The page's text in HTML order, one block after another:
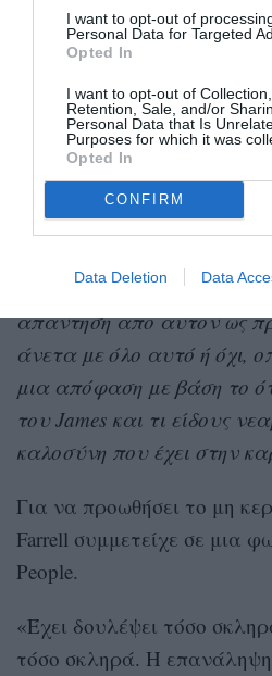
I want to opt-out of
Personal Data for Targeted
Opted In
I want to opt-out of Collection,
Retention, Sale, and/or
Personal Data that Is
Purposes for which it was
Opted In
CONFIRM
Data Deletion Data
αντιμετωπίζουν
τους τομείς της ζωής.
Σημείωσε ότι ενώ ο James
αγγλική γλώσσα και την
ηλικία του γνωστική
λεκτικός και δεν μπορεί να
σκέψεις του.
«Δεν μπορώ να διακρίνω
απάντηση από αυτόν ως
άνετα με όλο αυτό ή όχι,
μια απόφαση με βάση το
του James και τι είδους
καλοσύνη που έχει στην
Για να προωθήσει το μη
Farrell συμμετείχε σε μια
People.
«Έχει δουλέψει τόσο
τόσο σκληρά. Η